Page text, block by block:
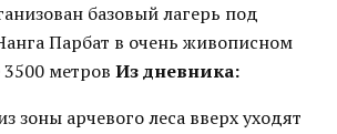
базовый лагерь под
Парбат в очень живописном
3500 метров Из дневника:
зоны арчевого леса вверх уходят